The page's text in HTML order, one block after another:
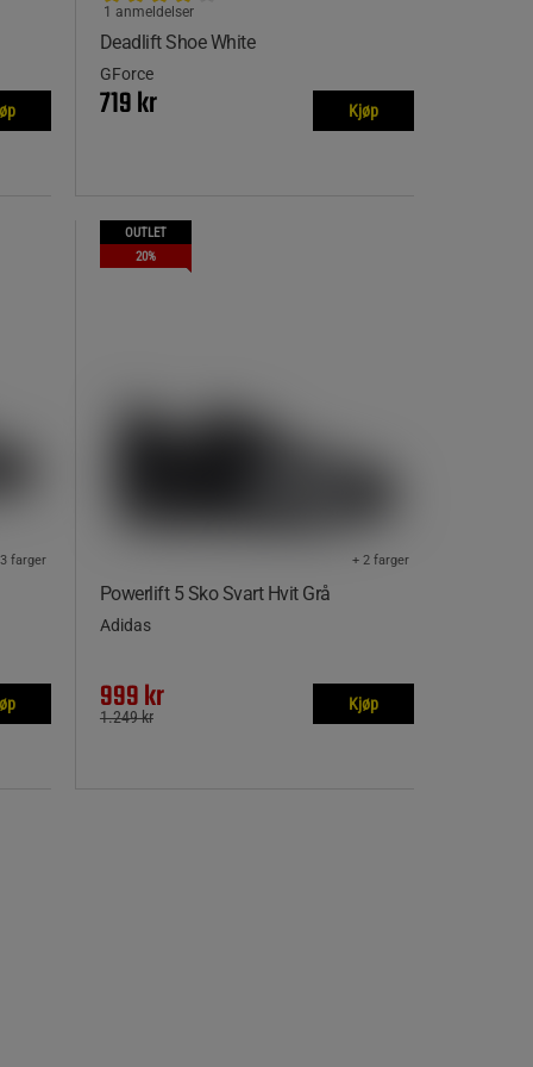
Deadlift Shoe White
1 anmeldelser
GForce
719 kr Kjøp
farger
OUTLET
20%
Powerlift 5 Sko Svart Hvit Grå
+ 2 farger
Adidas
999 kr
1.249 kr
Kjøp